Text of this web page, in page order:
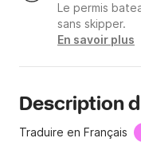
Le permis
sans skipper.
En savoir plus
Description
Traduire en Français